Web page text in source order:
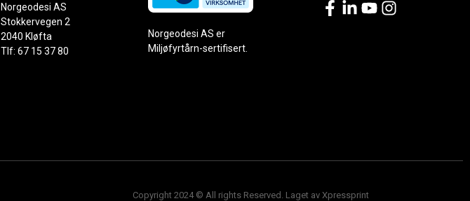
Norgeodesi AS
Stokkervegen 2
2040 Kløfta
Tlf: 67 15 37 80
Norgeodesi AS er
Miljøfyrtårn-sertifisert.
Copyright 2024 © All rights Reserved. Laget av Xpressprint